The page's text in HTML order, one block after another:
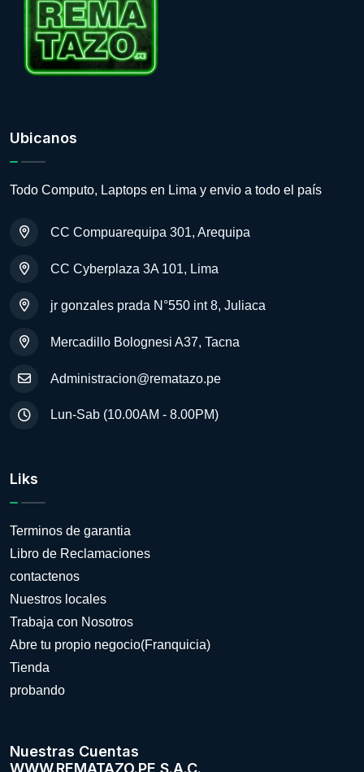
Ubicanos
Todo Computo, Laptops en Lima y envio a todo el país
CC Compuarequipa 301, Arequipa
CC Cyberplaza 3A 101, Lima
jr gonzales prada N°550 int 8, Juliaca
Mercadillo Bolognesi A37, Tacna
Administracion@rematazo.pe
Lun-Sab (10.00AM - 8.00PM)
Liks
Terminos de garantia
Libro de Reclamaciones
contactenos
Nuestros locales
Trabaja con Nosotros
Abre tu propio negocio(Franquicia)
Tienda
probando
Nuestras Cuentas
WWW.REMATAZO.PE S.A.C.